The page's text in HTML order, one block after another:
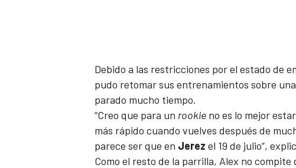
Debido a las restricciones por el estado de
pudo retomar sus entrenamientos sobre
parado mucho tiempo.
“Creo que para un rookie no es lo mejor
más rápido cuando vuelves después de
parece ser que en Jerez el 19 de julio”,
Como el resto de la parrilla, Alex no compite